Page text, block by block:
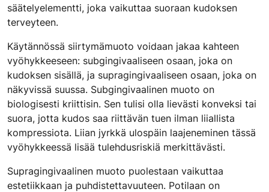
säätelyelementti, joka vaikuttaa suoraan kudoksen
terveyteen.
Käytännössä siirtymämuoto voidaan jakaa kahteen
vyöhykkeeseen: subgingivaaliseen osaan, joka on
kudoksen sisällä, ja supragingivaaliseen osaan, joka on
näkyvissä suussa. Subgingivaalinen muoto on
biologisesti kriittisin. Sen tulisi olla lievästi konveksi tai
suora, jotta kudos saa riittävän tuen ilman liiallista
kompressiota. Liian jyrkkä ulospäin laajeneminen tässä
vyöhykkeessä lisää tulehdusriskiä merkittävästi.
Supragingivaalinen muoto puolestaan vaikuttaa
estetiikkaan ja puhdistettavuuteen. Potilaan on